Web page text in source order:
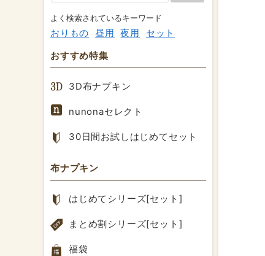
よく検索されているキーワード
おりもの 昼用 夜用
セット
おすすめ特集
3D布ナプキン
nunonaセレクト
30日間お試しはじめてセット
布ナプキン
はじめてシリーズ[セット]
まとめ割シリーズ[セット]
福袋